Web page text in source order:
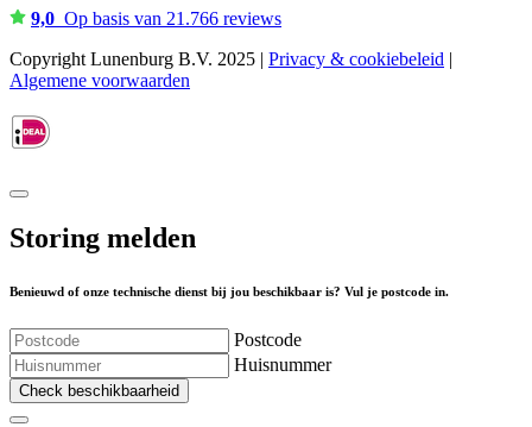
9,0 Op basis van 21.766 reviews
Copyright Lunenburg B.V. 2025 | Privacy & cookiebeleid |
Algemene voorwaarden
Storing melden
Benieuwd of onze technische dienst bij jou beschikbaar is? Vul je postcode in.
Postcode
Huisnummer
Check beschikbaarheid